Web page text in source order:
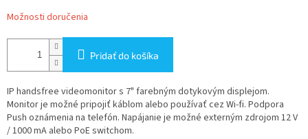
Možnosti doručenia
Pridať do košíka
IP handsfree videomonitor s 7" farebným dotykovým displejom.
Monitor je možné pripojiť káblom alebo používať cez Wi-fi. Podpora
Push oznámenia na telefón. Napájanie je možné externým zdrojom 12 V
/ 1000 mA alebo PoE switchom.